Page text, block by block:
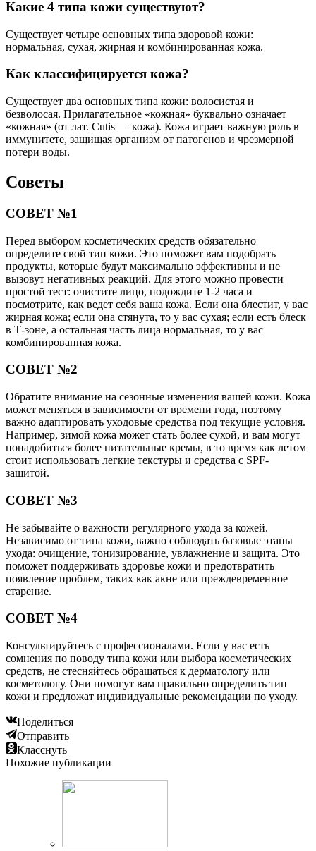
Какие 4 типа кожи существуют?
Существует четыре основных типа здоровой кожи:
нормальная, сухая, жирная и комбинированная кожа.
Как классифицируется кожа?
Существует два основных типа кожи: волосистая и
безволосая. Прилагательное «кожная» буквально означает
«кожная» (от лат. Cutis — кожа). Кожа играет важную роль в
иммунитете, защищая организм от патогенов и чрезмерной
потери воды.
Советы
СОВЕТ №1
Перед выбором косметических средств обязательно
определите свой тип кожи. Это поможет вам подобрать
продукты, которые будут максимально эффективны и не
вызовут негативных реакций. Для этого можно провести
простой тест: очистите лицо, подождите 1-2 часа и
посмотрите, как ведет себя ваша кожа. Если она блестит, у вас
жирная кожа; если она стянута, то у вас сухая; если есть блеск
в Т-зоне, а остальная часть лица нормальная, то у вас
комбинированная кожа.
СОВЕТ №2
Обратите внимание на сезонные изменения вашей кожи. Кожа
может меняться в зависимости от времени года, поэтому
важно адаптировать уходовые средства под текущие условия.
Например, зимой кожа может стать более сухой, и вам могут
понадобиться более питательные кремы, в то время как летом
стоит использовать легкие текстуры и средства с SPF-
защитой.
СОВЕТ №3
Не забывайте о важности регулярного ухода за кожей.
Независимо от типа кожи, важно соблюдать базовые этапы
ухода: очищение, тонизирование, увлажнение и защита. Это
поможет поддерживать здоровье кожи и предотвратить
появление проблем, таких как акне или преждевременное
старение.
СОВЕТ №4
Консультируйтесь с профессионалами. Если у вас есть
сомнения по поводу типа кожи или выбора косметических
средств, не стесняйтесь обращаться к дерматологу или
косметологу. Они помогут вам правильно определить тип
кожи и предложат индивидуальные рекомендации по уходу.
Поделиться
Отправить
Класснуть
Похожие публикации